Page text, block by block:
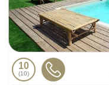
10
10